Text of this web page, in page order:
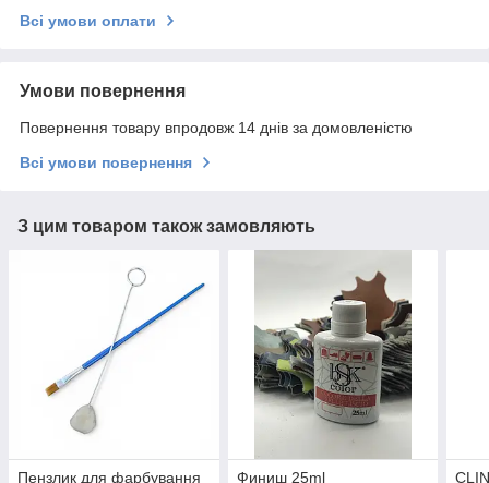
Всі умови оплати
Умови повернення
Повернення товару впродовж 14 днів за домовленістю
Всі умови повернення
З цим товаром також замовляють
Пензлик для фарбування Финиш 25ml